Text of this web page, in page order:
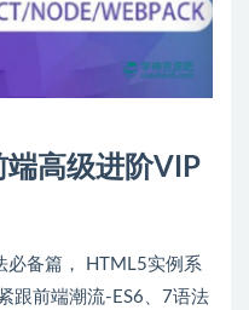
端高级进阶VIP
必备篇， HTML5实例系
跟前端潮流-ES6、7语法